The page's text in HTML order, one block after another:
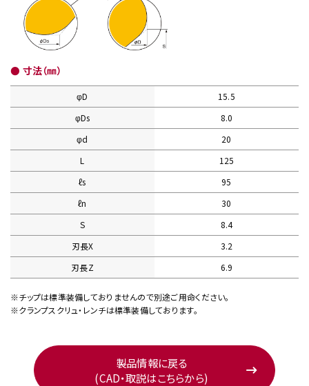
● 寸法（㎜）
φD
15.5
φDs
8.0
φd
20
L
125
ℓs
95
ℓn
30
S
8.4
刃長X
3.2
刃長Z
6.9
※チップは標準装備しておりませんので別途ご用命ください。
※クランプスクリュ・レンチは標準装備しております。
製品情報に戻る
(CAD・取説はこちらから)